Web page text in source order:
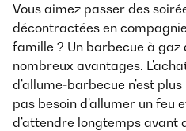
Vous aimez passer des
décontractées en
famille ? Un barbecue à gaz
nombreux avantages.
d'allume-barbecue n'est plus
pas besoin d'allumer un feu
d'attendre longtemps avant